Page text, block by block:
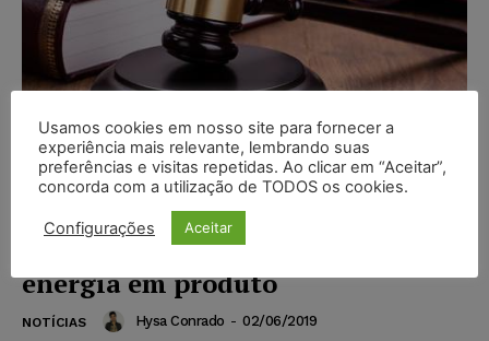
Empresa é multada por não
colocar etiqueta sobre gasto de
energia em produto
NOTÍCIAS Hysa Conrado - 02/06/2019
Usamos cookies em nosso site para fornecer a
experiência mais relevante, lembrando suas
preferências e visitas repetidas. Ao clicar em “Aceitar”,
concorda com a utilização de TODOS os cookies.
Configurações Aceitar